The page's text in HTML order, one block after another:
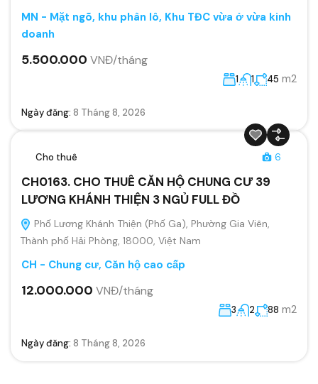
MN - Mặt ngõ, khu phân lô, Khu TĐC vừa ở vừa kinh
doanh
5.500.000 VNĐ/tháng
1 1 45 m2
Ngày đăng: 8 Tháng 8, 2026
Cho thuê 6
CH0163. CHO THUÊ CĂN HỘ CHUNG CƯ 39
LƯƠNG KHÁNH THIỆN 3 NGỦ FULL ĐỒ
Phố Lương Khánh Thiện (Phố Ga), Phường Gia Viên,
Thành phố Hải Phòng, 18000, Việt Nam
CH - Chung cư, Căn hộ cao cấp
12.000.000 VNĐ/tháng
3 2 88 m2
Ngày đăng: 8 Tháng 8, 2026